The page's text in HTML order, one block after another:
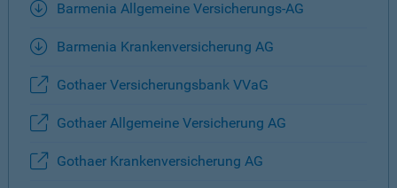
Barmenia Allgemeine Versicherungs-AG
Barmenia Krankenversicherung AG
Gothaer Versicherungsbank VVaG
Gothaer Allgemeine Versicherung AG
Gothaer Krankenversicherung AG